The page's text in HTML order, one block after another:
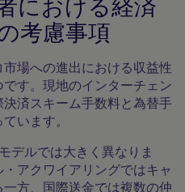
における経済
考慮事項
場への進出における収益性
す。現地のインターチェン
済スキーム手数料と為替手
います。
デルでは大きく異なりま
アクワイアリングではキャ
方、国際送金では複数の仲